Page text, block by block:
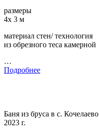
размеры
4х 3 м
материал стен/ технология
из обрезного теса камерной
…
Подробнее
Баня из бруса в с. Кочелаево
2023 г.